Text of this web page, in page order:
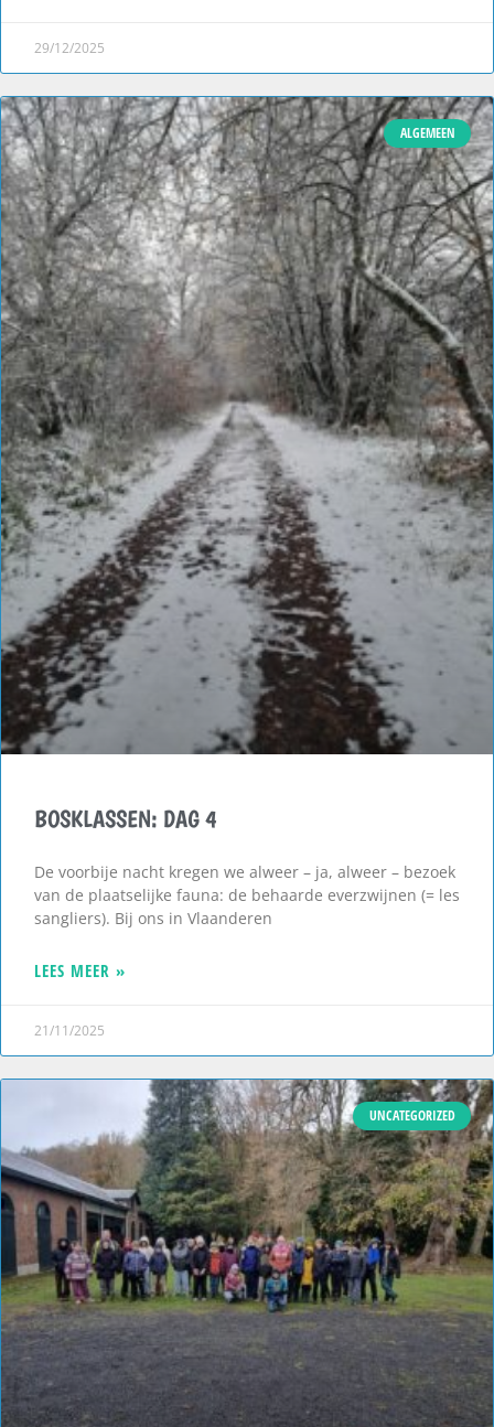
29/12/2025
ALGEMEEN
BOSKLASSEN: DAG 4
De voorbije nacht kregen we alweer – ja, alweer – bezoek
van de plaatselijke fauna: de behaarde everzwijnen (= les
sangliers). Bij ons in Vlaanderen
LEES MEER »
21/11/2025
UNCATEGORIZED